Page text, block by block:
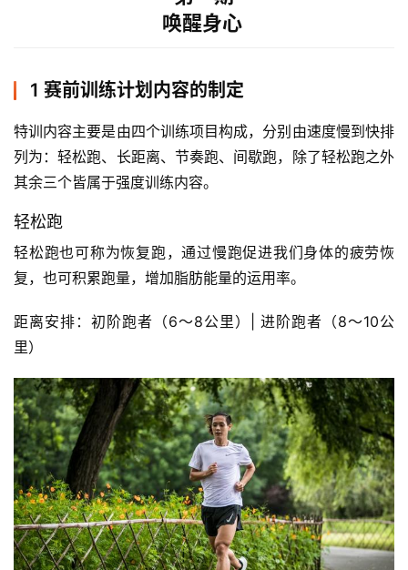
唤醒身心
1 赛前训练计划内容的制定
特训内容主要是由四个训练项目构成，分别由速度慢到快排
列为：轻松跑、长距离、节奏跑、间歇跑，除了轻松跑之外
其余三个皆属于强度训练内容。
轻松跑
轻松跑也可称为恢复跑，通过慢跑促进我们身体的疲劳恢
复，也可积累跑量，增加脂肪能量的运用率。
距离安排：初阶跑者（6～8公里）| 进阶跑者（8～10公
里）